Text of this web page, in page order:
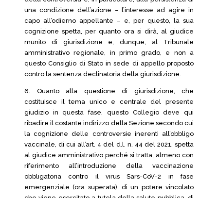
una condizione dell’azione – l’interesse ad agire in
capo all’odierno appellante – e, per questo, la sua
cognizione spetta, per quanto ora si dirà, al giudice
munito di giurisdizione e, dunque, al Tribunale
amministrativo regionale, in primo grado, e non a
questo Consiglio di Stato in sede di appello proposto
contro la sentenza declinatoria della giurisdizione.
6. Quanto alla questione di giurisdizione, che
costituisce il tema unico e centrale del presente
giudizio in questa fase, questo Collegio deve qui
ribadire il costante indirizzo della Sezione secondo cui
la cognizione delle controversie inerenti all’obbligo
vaccinale, di cui all’art. 4 del d.l. n. 44 del 2021, spetta
al giudice amministrativo perché si tratta, almeno con
riferimento all’introduzione della vaccinazione
obbligatoria contro il virus Sars-CoV-2 in fase
emergenziale (ora superata), di un potere vincolato